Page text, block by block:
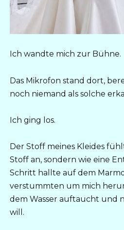
Ich wandte mich zur Bühne.
Das Mikrofon stand dort,
noch niemand als solche
Ich ging los.
Der Stoff meines Kleides
Stoff an, sondern wie eine
Schritt hallte auf dem
verstummten um mich
dem Wasser auftaucht und
will.